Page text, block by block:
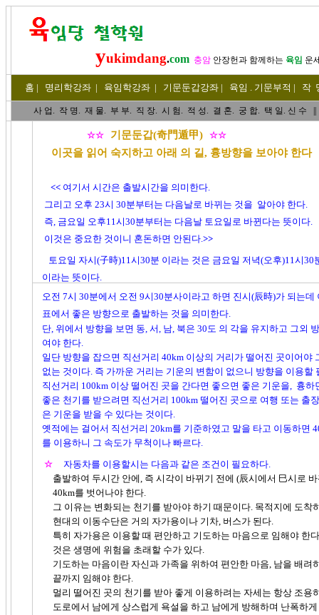
yukimdang.com 충암 안장헌과 함께하는 육임 운
홈 | 명리 학강좌 | 육임학강좌 | 기문둔갑강좌 | 육임 . 기문부적 | 작
사 업 . 작 명. 재 물. 부 부. 직 장. 시 험. 적 성. 결 혼. 궁 합. 택 일. 신 수
☆☆ 기문둔갑(奇門遁甲) ☆☆
이곳을 읽어 숙지하고 아래 의 길, 흉방향을 보아야 한다
<< 여기서 시간은 출발시간을 의미한다.
그리고 오후 23시 30분부터는 다음날로 바뀌는 것을 알아야 한다.
즉, 금요일 오후11시30분부터는 다음날 토요일로 바뀐다는 뜻이다.
이것은 중요한 것이니 혼돈하면 안된다.>>
토요일 자시(子時)11시30분 이라는 것은 금요일 저녁(오후)11시30
이라는 뜻이다.
오전 7시 30분에서 오전 9시30분사이라고 하면 진시(辰時)가 되는
표에서 좋은 방향으로 출발하는 것을 의미한다.
단, 위에서 방향을 보면 동, 서, 남, 북은 30도 의 각을 유지하고 그외
여야 한다.
일단 방향을 잡으면 직선거리 40km 이상의 거리가 떨어진 곳이어야
없는 것이다. 즉 가까운 거리는 기운의 변함이 없으니 방향을 이용할
직선거리 100km 이상 떨어진 곳을 간다면 좋으면 좋은 기운을, 흉하
좋은 천기를 받으려면 직선거리 100km 떨어진 곳으로 여행 또는 출
은 기운을 받을 수 있다는 것이다.
옛적에는 걸어서 직선거리 20km를 기준하였고 말을 타고 이동하면
를 이용하니 그 속도가 무척이나 빠르다.
☆
자동차를 이용할시는 다음과 같은 조건이 필요하다.
출발하여 두시간 안에, 즉 시각이 바뀌기 전에 (辰시에서 巳시로 바
40km를 벗어나야 한다.
그 이유는 변화되는 천기를 받아야 하기 때문이다. 목적지에 도착
현대의 이동수단은 거의 자가용이나 기차, 버스가 된다.
특히 자가용은 이용할 때 편안하고 기도하는 마음으로 임해야 한
것은 생명에 위험을 초래할 수가 있다.
기도하는 마음이란 자신과 가족을 위하여 편안한 마음, 남을 배려
끝까지 임해야 한다.
멀리 떨어진 곳의 천기를 받아 좋게 이용하려는 자세는 항상 조용
도로에서 남에게 상스럽게 욕설을 하고 남에게 방해하며 난폭하게